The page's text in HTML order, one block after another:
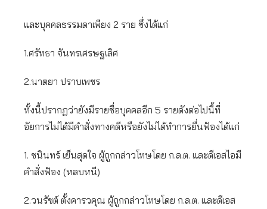
และบุคคลธรรมดาเพียง 2 ราย ซึ่งได้แก่
1.ศรัทธา จันทรเศรษฐเลิศ
2.นาตยา ปราบเพชร
ทั้งนี้ปรากฏว่ายังมีรายชื่อบุคคลอีก 5 รายดังต่อไปนี้ที่
อัยการไม่ได้มีคำสั่งทางคดีหรือยังไม่ได้ทำการยื่นฟ้องได้แก่
1. ชนินทร์ เย็นสุดใจ ผู้ถูกกล่าวโทษโดย ก.ล.ต. และดีเอสไอมี
คำสั่งฟ้อง (หลบหนี)
2.วนรัชต์ ตั้งคารวคุณ ผู้ถูกกล่าวโทษโดย ก.ล.ต. และดีเอส